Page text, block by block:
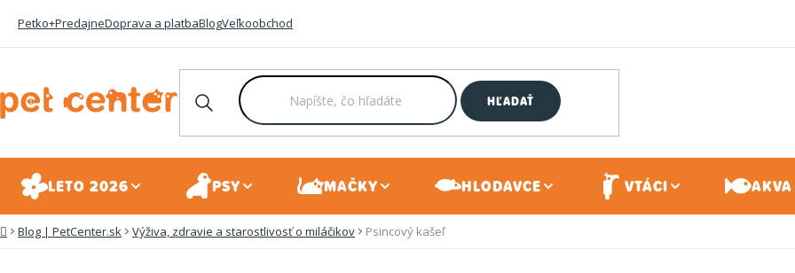
Petko+PredajneDoprava a platbaBlogVeľkoobchod
HĽADAŤ
LETO 2026 PSY MAČKY HLODAVCE VTÁCI
DomovBlog | PetCenter.sk Výživa, zdravie a starostlivosť o miláčikov Psincový kašeľ